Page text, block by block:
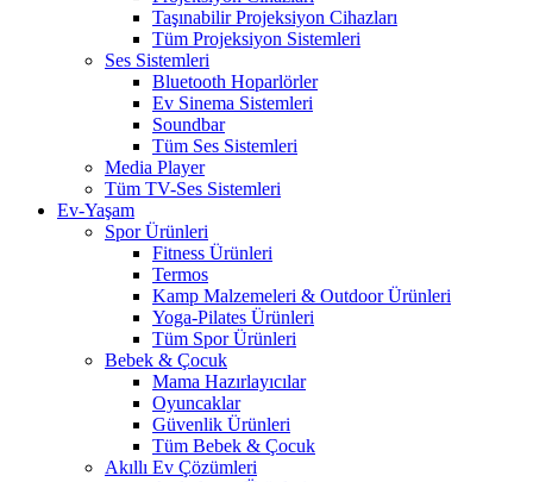
Taşınabilir Projeksiyon Cihazları
Tüm Projeksiyon Sistemleri
Ses Sistemleri
Bluetooth Hoparlörler
Ev Sinema Sistemleri
Soundbar
Tüm Ses Sistemleri
Media Player
Tüm TV-Ses Sistemleri
Ev-Yaşam
Spor Ürünleri
Fitness Ürünleri
Termos
Kamp Malzemeleri & Outdoor Ürünleri
Yoga-Pilates Ürünleri
Tüm Spor Ürünleri
Bebek & Çocuk
Mama Hazırlayıcılar
Oyuncaklar
Güvenlik Ürünleri
Tüm Bebek & Çocuk
Akıllı Ev Çözümleri